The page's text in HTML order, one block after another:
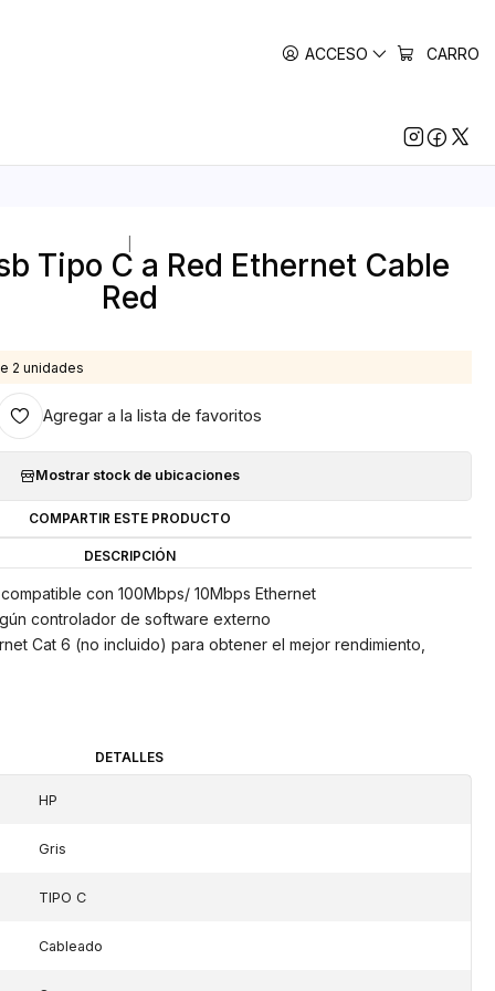
ACCESO CARRO
Tipo C a Red Ethernet Cable
Red
2 unidades
Agregar a la lista de favoritos
Mostrar stock de ubicaciones
COMPARTIR ESTE PRODUCTO
DESCRIPCIÓN
con 100Mbps/ 10Mbps Ethernet
controlador de software externo
Cat 6 (no incluido) para obtener el mejor rendimiento,
DETALLES
HP
Gris
TIPO C
Cableado